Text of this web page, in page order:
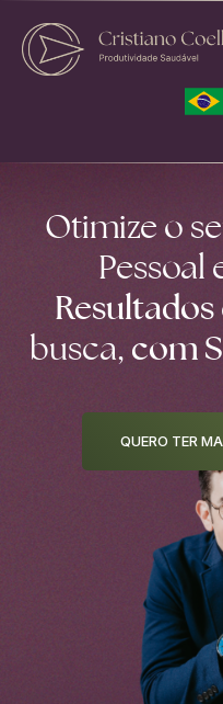
Otimize o
Pessoal
Resultados
busca, com
QUERO TER